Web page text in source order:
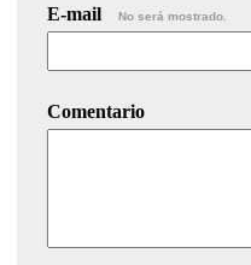
E-mail No será mostrado.
Comentario